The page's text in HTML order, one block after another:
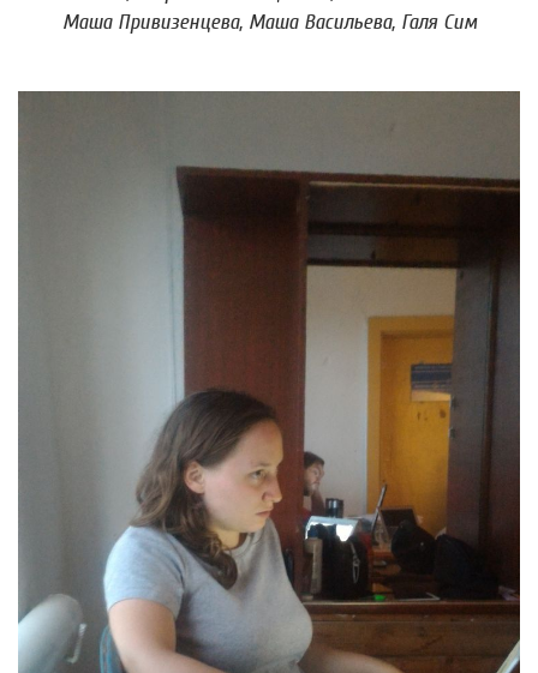
Маша Привизенцева, Маша Васильева, Галя Сим